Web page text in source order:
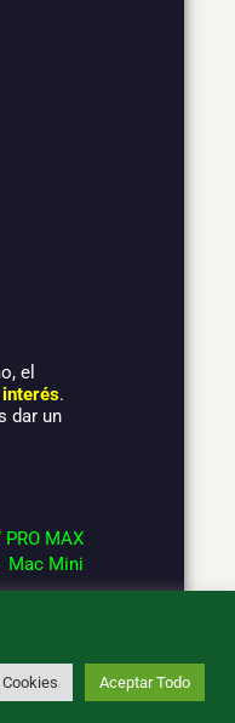
el
.
dar un
PRO MAX
Mac Mini
Aceptar Todo